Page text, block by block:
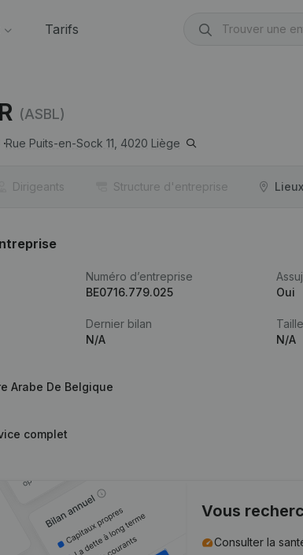
Tarifs
(ASBL)
Rue Puits-en-Sock 11, 4020 Liège
Dirigeants Structure d'entreprise Lieux
Numéro d’entreprise
BE0716.779.025
Oui
Dernier bilan
N/A
N/A
Arabe De Belgique
complet
Vous
Consulter la